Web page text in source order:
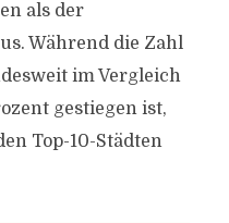
als der
Während die Zahl
im Vergleich
gestiegen ist,
Top-10-Städten